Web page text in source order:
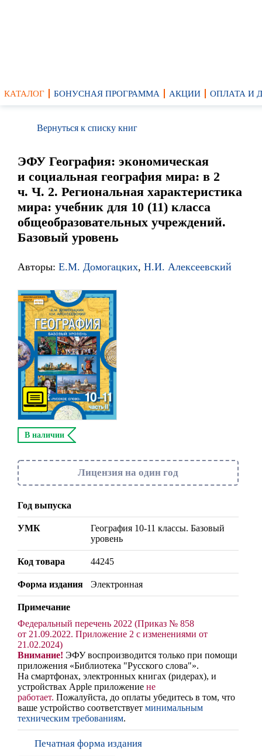
КАТАЛОГ БОНУСНАЯ ПРОГРАММА АКЦИИ ОПЛАТА И
Вернуться к списку книг
ЭФУ География: экономическая
и социальная география мира: в 2
ч. Ч. 2. Региональная характеристика
мира: учебник для 10 (11) класса
общеобразовательных учреждений.
Базовый уровень
Авторы: Е.М. Домогацких, Н.И. Алексеевский
В наличии
Лицензия на один год
Год выпуска
УМК
География 10-11 классы. Базовый
уровень
Код товара 44245
Форма издания Электронная
Примечание
Федеральный перечень 2022 (Приказ № 858
от 21.09.2022. Приложение 2 с изменениями от
21.02.2024)
Внимание! ЭФУ воспроизводится только при помощи
приложения «Библиотека "Русского слова"».
На смартфонах, электронных книгах (ридерах), и
устройствах Apple приложение не
работает. Пожалуйста, до оплаты убедитесь в том, что
ваше устройство соответствует минимальным
техническим требованиям.
Печатная форма издания